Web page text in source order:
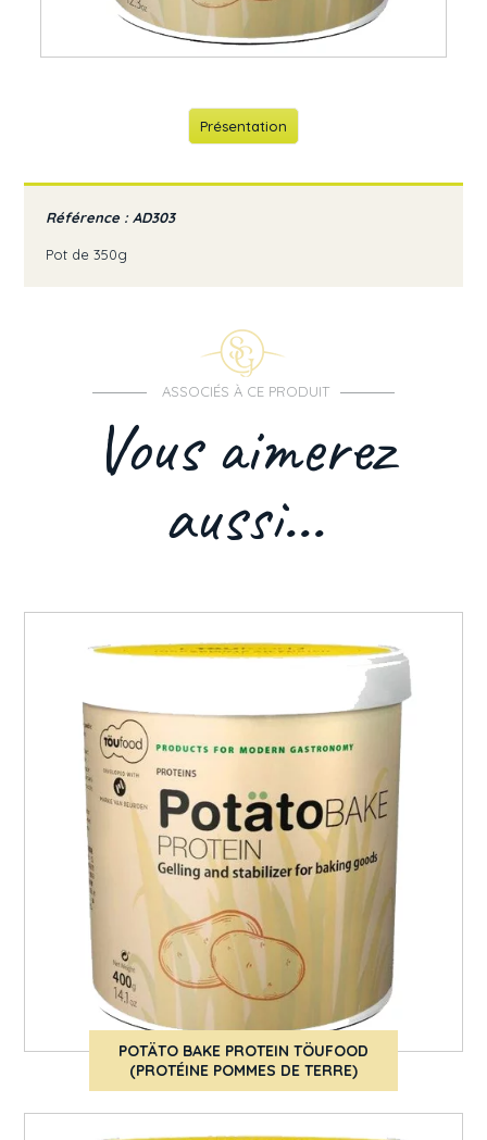
Présentation
Référence : AD303
Pot de 350g
ASSOCIÉS À CE PRODUIT
Vous aimerez
aussi...
POTÄTO BAKE PROTEIN TÖUFOOD
(PROTÉINE POMMES DE TERRE)